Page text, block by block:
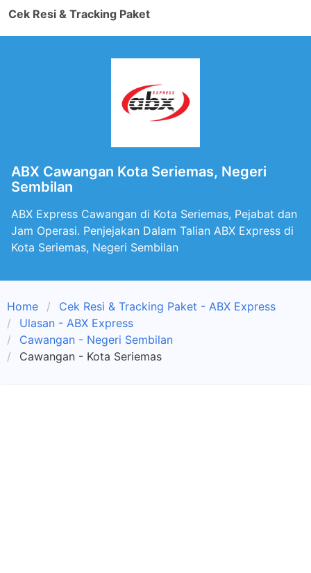
Cek Resi & Tracking Paket
ABX Cawangan Kota Seriemas, Negeri
Sembilan
ABX Express Cawangan di Kota Seriemas, Pejabat dan
Jam Operasi. Penjejakan Dalam Talian ABX Express di
Kota Seriemas, Negeri Sembilan
Home
Cek Resi & Tracking Paket - ABX Express
Ulasan - ABX Express
Cawangan - Negeri Sembilan
Cawangan - Kota Seriemas